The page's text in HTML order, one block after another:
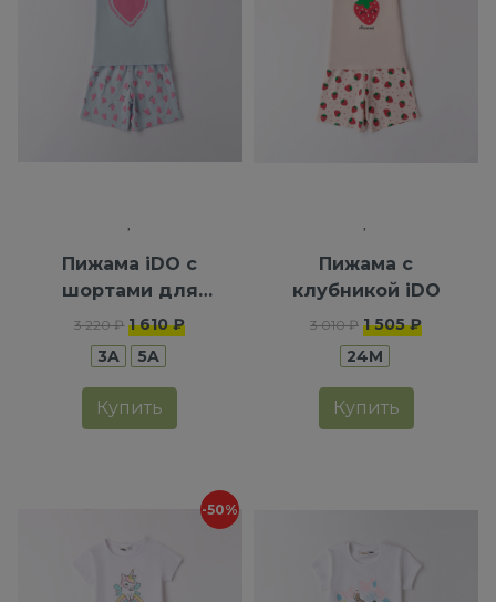
Пижама iDO с
шортами для
девочек
3 220 ₽ 1 610 ₽
3A
5A
Купить
Пижама с
клубникой iDO
3 010 ₽ 1 505 ₽
24M
Купить
-50%